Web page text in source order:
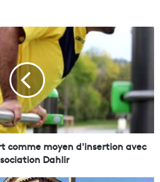
comme moyen d'insertion avec
Dahlir